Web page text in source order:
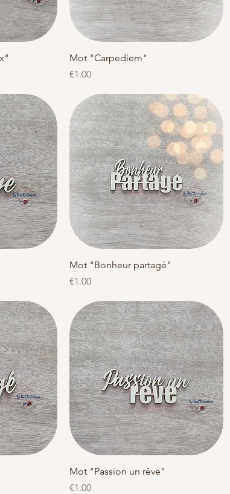
Quick View
Mot "Carpediem"
Price
€1.00
Quick View
Mot "Bonheur partagé"
Price
€1.00
Quick View
Mot "Passion un rêve"
Price
€1.00